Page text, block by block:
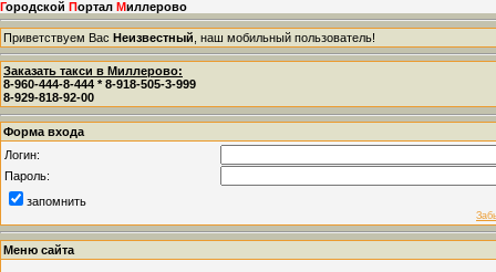
Городской Портал Миллерово
Приветствуем Вас Неизвестный , наш мобильный пользователь!
Заказать такси в Миллерово:
8-960-444-8-444 * 8-918-505-3-999
8-929-818-92-00
Форма входа
Логин:
Пароль:
запомнить
Меню сайта